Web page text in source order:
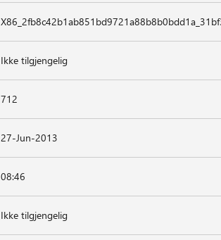
Ikke tilgjengelig
712
27-Jun-2013
08:46
Ikke tilgjengelig